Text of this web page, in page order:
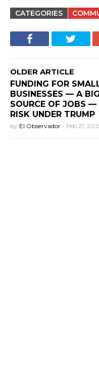
CATEGORIES
OLDER ARTICLE
FUNDING FOR
BUSINESSES — A BIG
SOURCE OF JOBS —
RISK UNDER TRUMP
by El Observador - Feb 21,